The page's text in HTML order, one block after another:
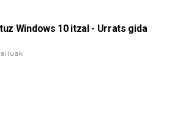
Windows 10 itzal - Urrats gida